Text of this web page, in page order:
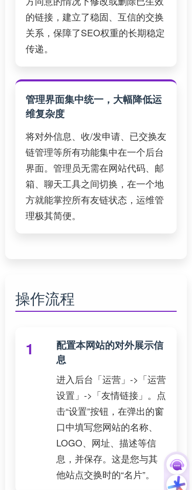
的链接，建立了稳固、互信的交换
关系，保障了SEO权重的长期稳定
传递。
管理界面集中统一，大幅降低运
维复杂度
将对外信息、收/发申请、已交换友
链管理等所有功能集中在一个后台
界面。管理员无需在网站代码、邮
箱、聊天工具之间切换，在一个地
方就能掌控所有友链状态，运维管
理极其简便。
操作流程
1
配置本网站的对外展示信
息
进入后台「运营」->「运营
设置」->「友情链接」。点
击“设置”按钮，在弹出的窗
口中填写您网站的名称、
LOGO、网址、描述等信
息，并保存。这是您与其
他站点交换时的“名片”。